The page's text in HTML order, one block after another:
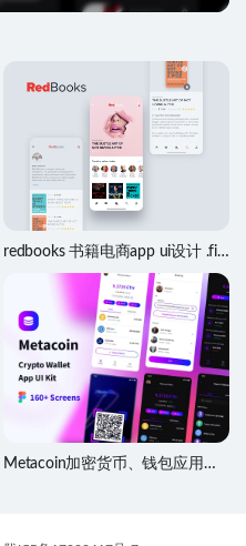
redbooks 书籍电商app ui设计 .fig
Metacoin加密货币、钱包应用程